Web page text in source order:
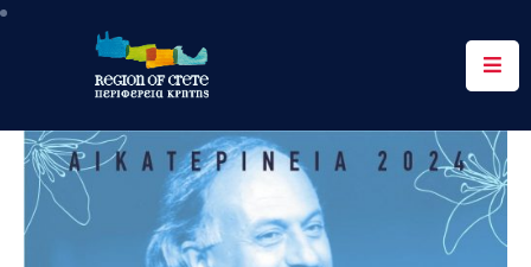
Περιφέρεια
Ενημέρωση
Έργα
&